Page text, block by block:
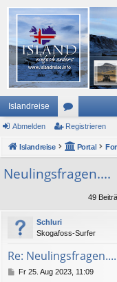
Islandreise
or
en
Abmelden Registrieren
Islandreise Portal
Neulingsfragen....
49
Schluri
Skogafoss-Surfer
Re: Neulingsfragen....
BFr 25. Aug 2023, 11:09